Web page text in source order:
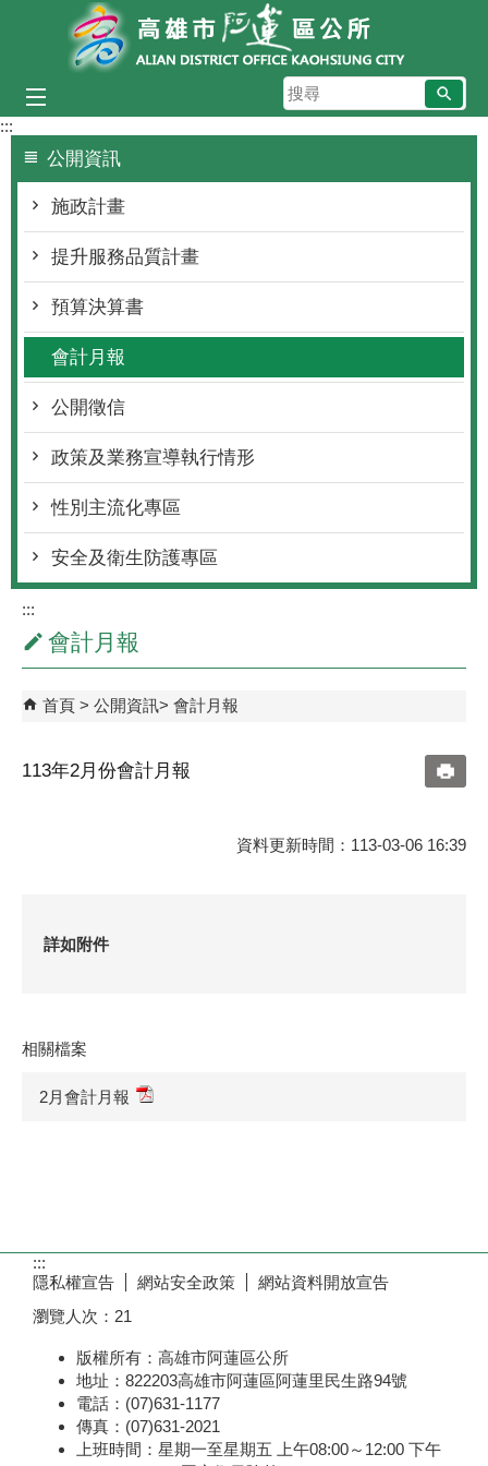
跳到主要內容區塊
搜
尋
:::
公開資訊
施政計畫
提升服務品質計畫
預算決算書
會計月報
公開徵信
政策及業務宣導執行情形
性別主流化專區
安全及衛生防護專區
:::
會計月報
首頁 公開資訊 會計月報
113年2月份會計月報
資料更新時間：113-03-06 16:39
詳如附件
相關檔案
2月會計月報
:::
隱私權宣告
網站安全政策
網站資料開放宣告
瀏覽人次： 21
版權所有：高雄市阿蓮區公所
地址：822203高雄市阿蓮區阿蓮里民生路94號
電話：(07)631-1177
傳真：(07)631-2021
上班時間：星期一至星期五 上午08:00～12:00 下午